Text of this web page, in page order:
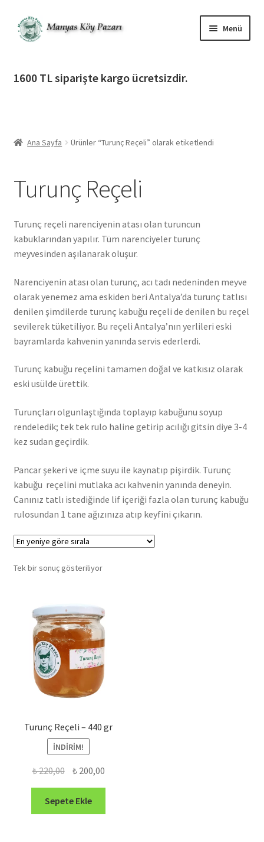
Dolaşıma
geç
İçeriğe
geç
Menü
İletişim
1600 TL siparişte kargo ücretsizdir.
Ana Sayfa Ürünler “Turunç Reçeli” olarak etiketlendi
Turunç Reçeli
Turunç reçeli narenciyenin atası olan turuncun
kabuklarından yapılır. Tüm narenciyeler turunç
meyvesinden aşılanarak oluşur.
Narenciyenin atası olan turunç, acı tadı nedeninden meyve
olarak yenemez ama eskiden beri Antalya’da turunç tatlısı
denilen şimdilerde turunç kabuğu reçeli de denilen bu reçel
sevilerek tüketiliyor. Bu reçeli Antalya’nın yerlileri eski
bayramlarda kahvenin yanında servis ederlerdi.
Turunç kabuğu reçelini tamamen doğal ve katkısız olarak
eski usülde ürettik.
Turunçları olgunlaştığında toplayıp kabuğunu soyup
rendeledik; tek tek rulo haline getirip acılığı gitsin diye 3-4
kez sudan geçirdik.
Pancar şekeri ve içme suyu ile kaynatıp pişirdik. Turunç
kabuğu reçelini mutlaka acı kahvenin yanında deneyin.
Canınız tatlı istediğinde lif içeriği fazla olan turunç kabuğu
rulosundan 1 tane ağızınıza atıp keyfini çıkarın.
Tek bir sonuç gösteriliyor
Turunç Reçeli – 440 gr
İNDIRIM!
₺220,00 Orijinal
fiyat:
₺ 220,00.
₺200,00Şu
andaki
₺ 200,00.
Sepete Ekle